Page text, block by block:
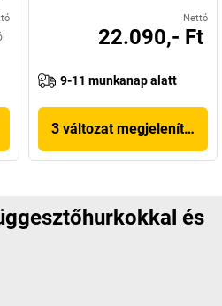
Nettó
22.090,- Ft
9-11 munkanap alatt
3 változat megjelenítése
és